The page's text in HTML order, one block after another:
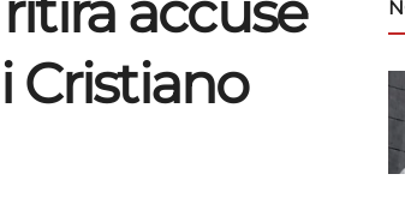
Cristiano